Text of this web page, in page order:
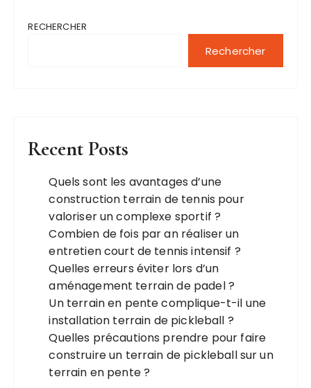
RECHERCHER
Rechercher
Recent Posts
Quels sont les avantages d’une
construction terrain de tennis pour
valoriser un complexe sportif ?
Combien de fois par an réaliser un
entretien court de tennis intensif ?
Quelles erreurs éviter lors d’un
aménagement terrain de padel ?
Un terrain en pente complique-t-il une
installation terrain de pickleball ?
Quelles précautions prendre pour faire
construire un terrain de pickleball sur un
terrain en pente ?